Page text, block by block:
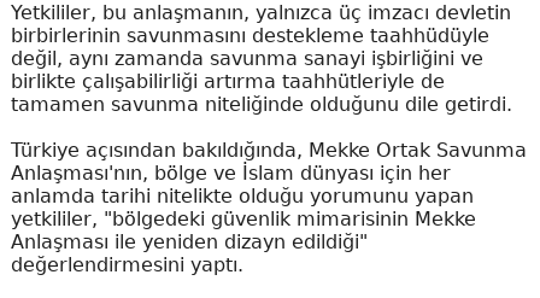
Yetkililer, bu anlaşmanın, yalnızca üç imzacı devletin
birbirlerinin savunmasını destekleme taahhüdüyle
değil, aynı zamanda savunma sanayi işbirliğini ve
birlikte çalışabilirliği artırma taahhütleriyle de
tamamen savunma niteliğinde olduğunu dile getirdi.
Türkiye açısından bakıldığında, Mekke Ortak Savunma
Anlaşması'nın, bölge ve İslam dünyası için her
anlamda tarihi nitelikte olduğu yorumunu yapan
yetkililer, "bölgedeki güvenlik mimarisinin Mekke
Anlaşması ile yeniden dizayn edildiği"
değerlendirmesini yaptı.